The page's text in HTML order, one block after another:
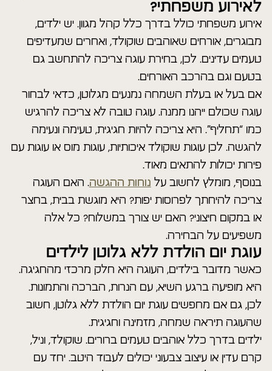
לאירוע משפחתי?
אירוע משפחתי כולל בדרך כלל קהל מגוון. יש ילדים,
מבוגרים, אורחים שאוהבים שוקולד, ואחרים שמעדיפים
טעמים עדינים. לכן, בחירת עוגה צריכה להתחשב גם
בטעם וגם בהרכב האורחים.
אם בעל או בעלת השמחה נמנעים מגלוטן, כדאי לבחור
עוגה שכולם ייהנו ממנה. עוגה טובה לא צריכה להרגיש
כמו “תחליף”. היא צריכה להיות חגיגית, טעימה ונעימה
להגשה. לכן עוגות שוקולד איכותיות, עוגות מוס או עוגות עם
פירות יכולות להתאים מאוד.
בנוסף, מומלץ לחשוב על נוחות ההגשה. האם העוגה
צריכה להיחתך לפרוסות יפות? היא מוגשת בבית, בחצר
או במקום חיצוני? האם יש צורך במשלוח? כל אלה
משפיעים על הבחירה.
עוגת יום הולדת ללא גלוטן לילדים
כאשר מדובר בילדים, העוגה היא חלק מרכזי מהחגיגה.
היא מופיעה ברגע השיא, עם הנרות, הברכה והתמונות.
לכן, גם אם מחפשים עוגת יום הולדת ללא גלוטן, חשוב
שהעוגה תיראה שמחה, מזמינה וחגיגית.
ילדים בדרך כלל אוהבים טעמים ברורים. שוקולד, וניל,
קרם עדין או עיצוב צבעוני יכולים לעבוד היטב. יחד עם